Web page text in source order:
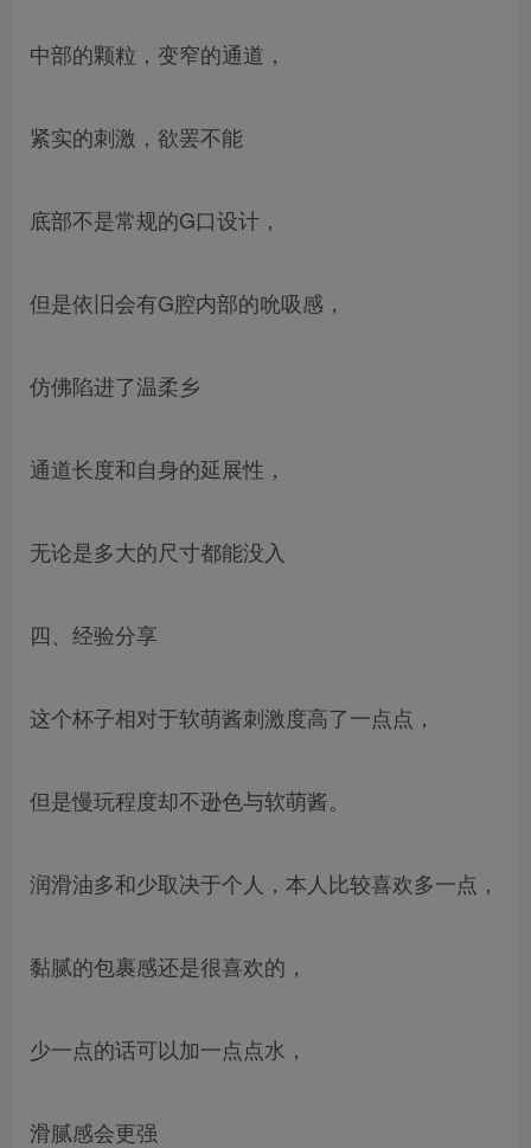
中部的颗粒，变窄的通道，
紧实的刺激，欲罢不能
底部不是常规的G口设计，
但是依旧会有G腔内部的吮吸感，
仿佛陷进了温柔乡
通道长度和自身的延展性，
无论是多大的尺寸都能没入
四、经验分享
这个杯子相对于软萌酱刺激度高了一点点，
但是慢玩程度却不逊色与软萌酱。
润滑油多和少取决于个人，本人比较喜欢多一点，
黏腻的包裹感还是很喜欢的，
少一点的话可以加一点点水，
滑腻感会更强